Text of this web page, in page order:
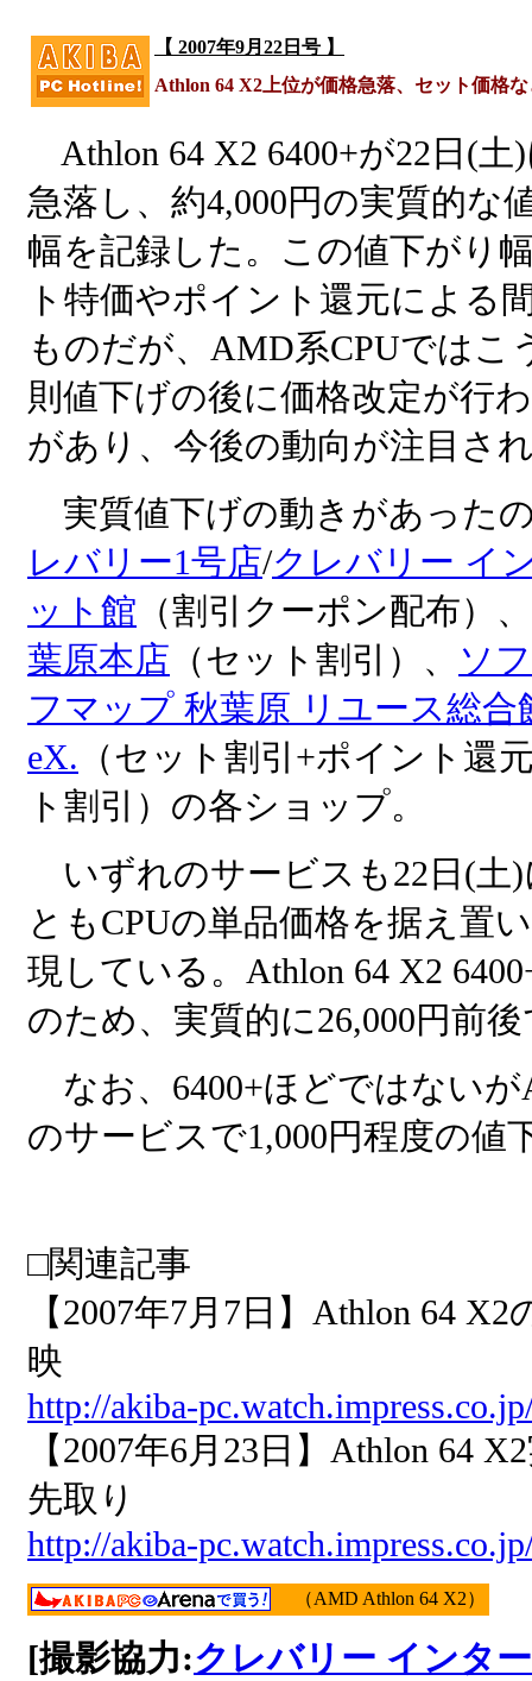
【 2007年9月22日号 】
Athlon 64 X2上位が価格急落、セット価格
Athlon 64 X2 6400+が22日(土
急落し、約4,000円の実質的な
幅を記録した。この値下がり
ト特価やポイント還元による
ものだが、AMD系CPUではこ
則値下げの後に価格改定が行
があり、今後の動向が注目さ
実質値下げの動きがあった
レバリー1号店/クレバリー イ
ット館 （割引クーポン配布）、
葉原本店 （セット割引）、
ソ
フマップ 秋葉原 リユース総合
eX. （セット割引+ポイント還
ト割引）の各ショップ。
いずれのサービスも22日(土
ともCPUの単品価格を据え置
現している。Athlon 64 X2
のため、実質的に26,000円前
なお、6400+ほどではないが
のサービスで1,000円程度の値
□関連記事
【2007年7月7日】Athlon 64
映
http://akiba-
【2007年6月23日】Athlon 64
先取り
http://akiba-
（AMD Athlon 64 X2）
[撮影協力:クレバリー インタ